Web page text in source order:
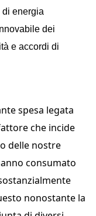
di energia
dei
e accordi di
spesa legata
che incide
delle nostre
consumato
nonostante la